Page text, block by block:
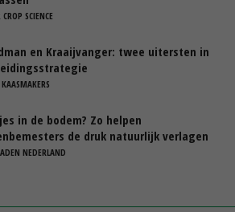
CROP SCIENCE
en Kraaijvanger: twee uitersten in
in de bodem? Zo helpen
de druk natuurlijk verlagen
NEDERLAND